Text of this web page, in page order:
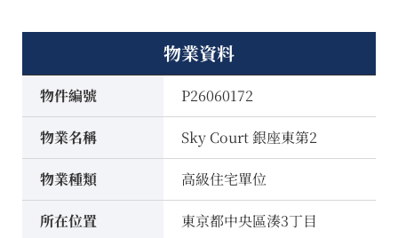
物業資料
物件編號 P26060172
物業名稱 Sky Court 銀座東第2
物業種類 高級住宅單位
所在位置 東京都中央區湊3丁目